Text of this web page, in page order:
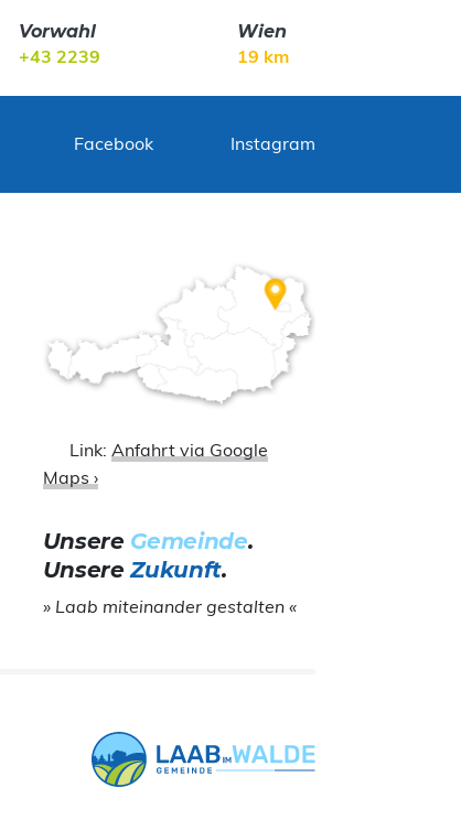
Vorwahl
+43 2239
Wien
19 km
Facebook Instagram
Link: Anfahrt via Google
Maps ›
Unsere Gemeinde.
UnsereZukunft.
» Laab miteinander gestalten «